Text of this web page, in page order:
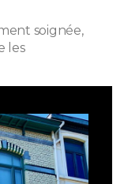
soignée,
les